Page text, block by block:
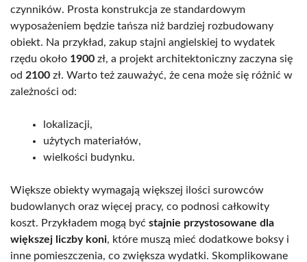
czynników. Prosta konstrukcja ze standardowym
wyposażeniem będzie tańsza niż bardziej rozbudowany
obiekt. Na przykład, zakup stajni angielskiej to wydatek
rzędu około 1900 zł, a projekt architektoniczny zaczyna się
od 2100 zł. Warto też zauważyć, że cena może się różnić w
zależności od:
lokalizacji,
użytych materiałów,
wielkości budynku.
Większe obiekty wymagają większej ilości surowców
budowlanych oraz więcej pracy, co podnosi całkowity
koszt. Przykładem mogą być stajnie przystosowane dla
większej liczby koni, które muszą mieć dodatkowe boksy i
inne pomieszczenia, co zwiększa wydatki. Skomplikowane